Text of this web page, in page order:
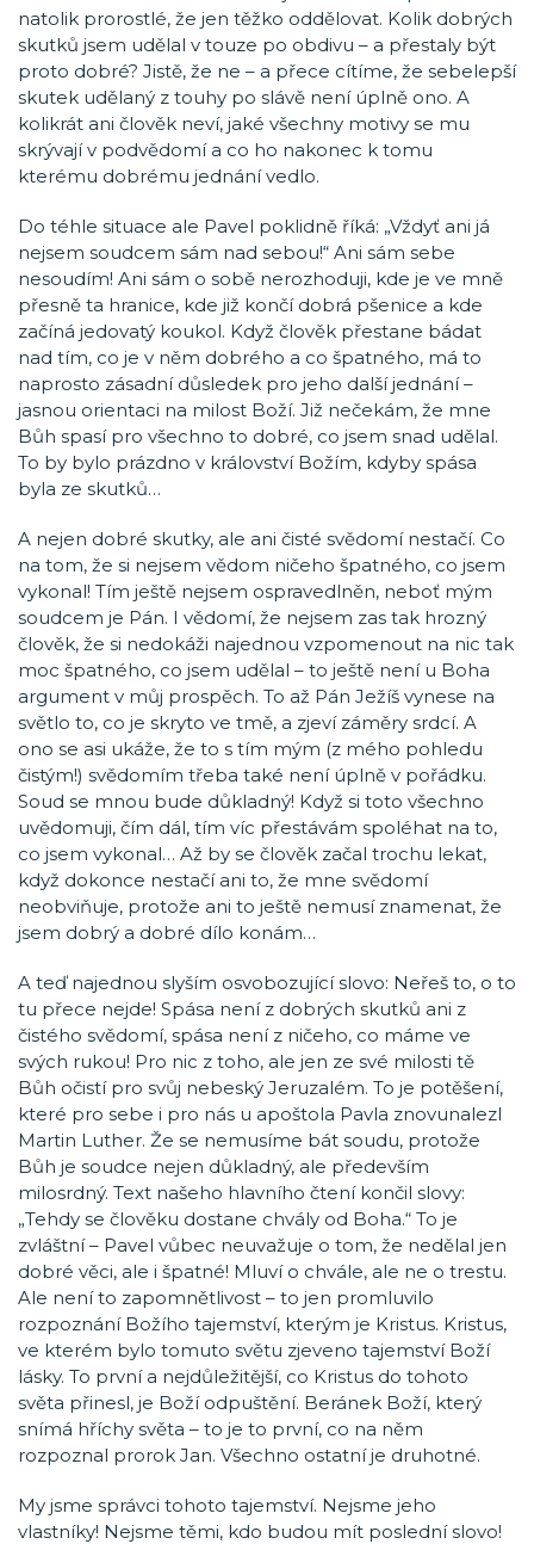
natolik prorostlé, že jen těžko oddělovat. Kolik dobrých
skutků jsem udělal v touze po obdivu – a přestaly být
proto dobré? Jistě, že ne – a přece cítíme, že sebelepší
skutek udělaný z touhy po slávě není úplně ono. A
kolikrát ani člověk neví, jaké všechny motivy se mu
skrývají v podvědomí a co ho nakonec k tomu
kterému dobrému jednání vedlo.
Do téhle situace ale Pavel poklidně říká: „Vždyť ani já
nejsem soudcem sám nad sebou!“ Ani sám sebe
nesoudím! Ani sám o sobě nerozhoduji, kde je ve mně
přesně ta hranice, kde již končí dobrá pšenice a kde
začíná jedovatý koukol. Když člověk přestane bádat
nad tím, co je v něm dobrého a co špatného, má to
naprosto zásadní důsledek pro jeho další jednání –
jasnou orientaci na milost Boží. Již nečekám, že mne
Bůh spasí pro všechno to dobré, co jsem snad udělal.
To by bylo prázdno v království Božím, kdyby spása
byla ze skutků…
A nejen dobré skutky, ale ani čisté svědomí nestačí. Co
na tom, že si nejsem vědom ničeho špatného, co jsem
vykonal! Tím ještě nejsem ospravedlněn, neboť mým
soudcem je Pán. I vědomí, že nejsem zas tak hrozný
člověk, že si nedokáži najednou vzpomenout na nic tak
moc špatného, co jsem udělal – to ještě není u Boha
argument v můj prospěch. To až Pán Ježíš vynese na
světlo to, co je skryto ve tmě, a zjeví záměry srdcí. A
ono se asi ukáže, že to s tím mým (z mého pohledu
čistým!) svědomím třeba také není úplně v pořádku.
Soud se mnou bude důkladný! Když si toto všechno
uvědomuji, čím dál, tím víc přestávám spoléhat na to,
co jsem vykonal… Až by se člověk začal trochu lekat,
když dokonce nestačí ani to, že mne svědomí
neobviňuje, protože ani to ještě nemusí znamenat, že
jsem dobrý a dobré dílo konám…
A teď najednou slyším osvobozující slovo: Neřeš to, o to
tu přece nejde! Spása není z dobrých skutků ani z
čistého svědomí, spása není z ničeho, co máme ve
svých rukou! Pro nic z toho, ale jen ze své milosti tě
Bůh očistí pro svůj nebeský Jeruzalém. To je potěšení,
které pro sebe i pro nás u apoštola Pavla znovunalezl
Martin Luther. Že se nemusíme bát soudu, protože
Bůh je soudce nejen důkladný, ale především
milosrdný. Text našeho hlavního čtení končil slovy:
„Tehdy se člověku dostane chvály od Boha.“ To je
zvláštní – Pavel vůbec neuvažuje o tom, že nedělal jen
dobré věci, ale i špatné! Mluví o chvále, ale ne o trestu.
Ale není to zapomnětlivost – to jen promluvilo
rozpoznání Božího tajemství, kterým je Kristus. Kristus,
ve kterém bylo tomuto světu zjeveno tajemství Boží
lásky. To první a nejdůležitější, co Kristus do tohoto
světa přinesl, je Boží odpuštění. Beránek Boží, který
snímá hříchy světa – to je to první, co na něm
rozpoznal prorok Jan. Všechno ostatní je druhotné.
My jsme správci tohoto tajemství. Nejsme jeho
vlastníky! Nejsme těmi, kdo budou mít poslední slovo!